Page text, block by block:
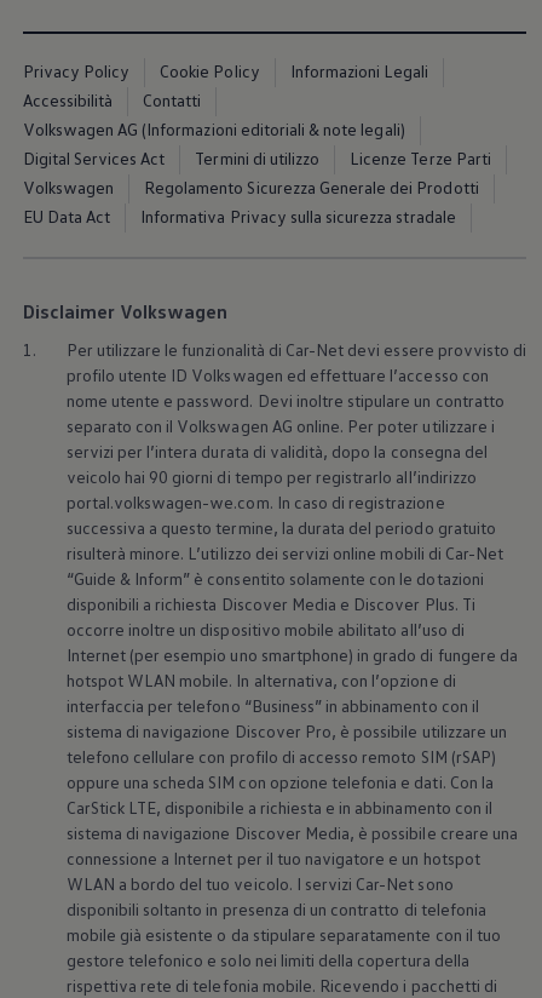
Calcolo percorso
VW Connect
VW Connect per ID. Buzz
VW Connect per Amarok
VW Connect per Transporter e Caravelle
Sistemi di assistenza alla guida
Aggiornamenti software
Aggiornamenti software per ID. Buzz
Car-Net e App-connect
Manutenzione e Servizi
Piani di Manutenzione
Ricambi, Oli Motore e Fluidi
Ruote e Pneumatici
Servizio Officina Mobile
Finanziamento Save&Care
Accessori
Manuale uso e Manutenzione
Servizio Mobilità
Garanzie
Informazioni utili
Mondo Volkswagen
Il Bar del Lunedì
VanLife Stories
75 anni di Bulli
Guida autonoma
ID. Buzz al World Ducati Week 2026
Contatti
Privacy Policy Cookie Policy
Informazioni Legali
Accessibilità
Contatti
Volkswagen AG (Informazioni editoriali & note legali)
Digital Services Act
Termini di utilizzo
Licenze Terze Parti
Volkswagen
Regolamento Sicurezza Generale dei Prodotti
EU Data Act
Informativa Privacy sulla sicurezza stradale
Disclaimer Volkswagen
1.
Per utilizzare le funzionalità di Car-Net devi essere provvisto di
profilo utente ID Volkswagen ed effettuare l’accesso con
nome utente e password. Devi inoltre stipulare un contratto
separato con il Volkswagen AG online. Per poter utilizzare i
servizi per l’intera durata di validità, dopo la consegna del
veicolo hai 90 giorni di tempo per registrarlo all’indirizzo
portal.volkswagen-we.com. In caso di registrazione
successiva a questo termine, la durata del periodo gratuito
risulterà minore. L’utilizzo dei servizi online mobili di Car-Net
“Guide & Inform” è consentito solamente con le dotazioni
disponibili a richiesta Discover Media e Discover Plus. Ti
occorre inoltre un dispositivo mobile abilitato all’uso di
Internet (per esempio uno smartphone) in grado di fungere da
hotspot WLAN mobile. In alternativa, con l’opzione di
interfaccia per telefono “Business” in abbinamento con il
sistema di navigazione Discover Pro, è possibile utilizzare un
telefono cellulare con profilo di accesso remoto SIM (rSAP)
oppure una scheda SIM con opzione telefonia e dati. Con la
CarStick LTE, disponibile a richiesta e in abbinamento con il
sistema di navigazione Discover Media, è possibile creare una
connessione a Internet per il tuo navigatore e un hotspot
WLAN a bordo del tuo veicolo. I servizi Car-Net sono
disponibili soltanto in presenza di un contratto di telefonia
mobile già esistente o da stipulare separatamente con il tuo
gestore telefonico e solo nei limiti della copertura della
rispettiva rete di telefonia mobile. Ricevendo i pacchetti di